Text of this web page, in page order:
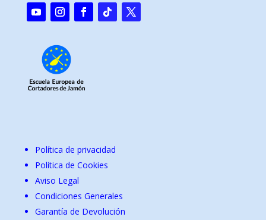
Política de privacidad
Política de Cookies
Aviso Legal
Condiciones Generales
Garantía de Devolución